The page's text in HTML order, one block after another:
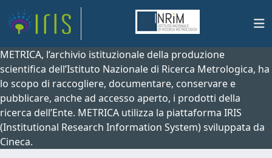
METRICA, l’archivio istituzionale della produzione
scientifica dell’Istituto Nazionale di Ricerca Metrologica, ha
lo scopo di raccogliere, documentare, conservare e
pubblicare, anche ad accesso aperto, i prodotti della
ricerca dell’Ente. METRICA utilizza la piattaforma IRIS
(Institutional Research Information System) sviluppata da
Cineca.